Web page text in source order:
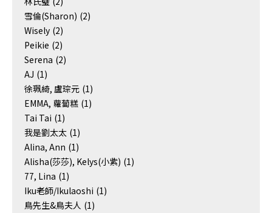
雪倫(Sharon) (2)
Wisely (2)
Peikie (2)
Serena (2)
AJ (1)
徐珮綺, 盧琮元 (1)
EMMA, 蘿蔔糕 (1)
Tai Tai (1)
我是劉太太 (1)
Alina, Ann (1)
Alisha(莎莎), Kelys(小紫) (1)
77, Lina (1)
Iku老師/Ikulaoshi (1)
鳥先生&鳥夫人 (1)